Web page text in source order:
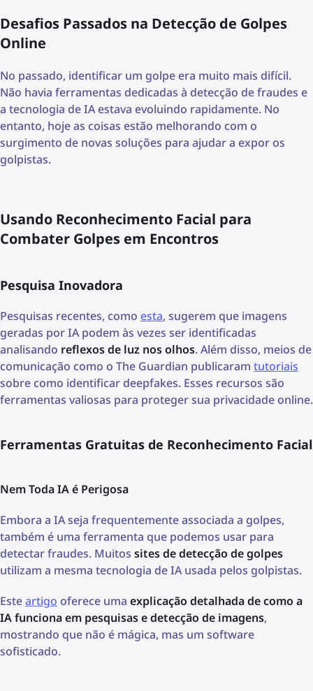
Desafios Passados na Detecção de Golpes
Online
No passado, identificar um golpe era muito mais difícil.
Não havia ferramentas dedicadas à detecção de fraudes e
a tecnologia de IA estava evoluindo rapidamente. No
entanto, hoje as coisas estão melhorando com o
surgimento de novas soluções para ajudar a expor os
golpistas.
Usando Reconhecimento Facial para
Combater Golpes em Encontros
Pesquisa Inovadora
Pesquisas recentes, como esta, sugerem que imagens
geradas por IA podem às vezes ser identificadas
analisando reflexos de luz nos olhos. Além disso, meios de
comunicação como o The Guardian publicaram tutoriais
sobre como identificar deepfakes. Esses recursos são
ferramentas valiosas para proteger sua privacidade online.
Ferramentas Gratuitas de Reconhecimento Facial
Nem Toda IA é Perigosa
Embora a IA seja frequentemente associada a golpes,
também é uma ferramenta que podemos usar para
detectar fraudes. Muitos sites de detecção de golpes
utilizam a mesma tecnologia de IA usada pelos golpistas.
Esteartigo oferece uma explicação detalhada de como a
IA funciona em pesquisas e detecção de imagens,
mostrando que não é mágica, mas um software
sofisticado.